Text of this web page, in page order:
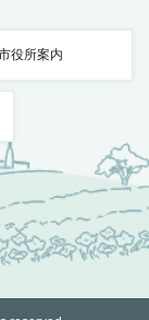
役所案内